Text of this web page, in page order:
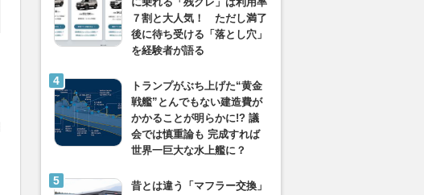
７割と大人気！ ただし満了
後に待ち受ける「落とし穴」
を経験者が語る
トランプがぶち上げた“黄金
戦艦”とんでもない建造費が
かかることが明らかに!? 議
会では慎重論も 完成すれば
世界一巨大な水上艦に？
昔とは違う「マフラー交換」